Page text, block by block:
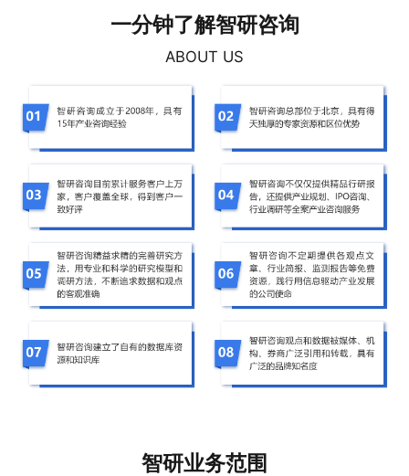
一分钟了解智研咨询
ABOUT US
智研业务范围